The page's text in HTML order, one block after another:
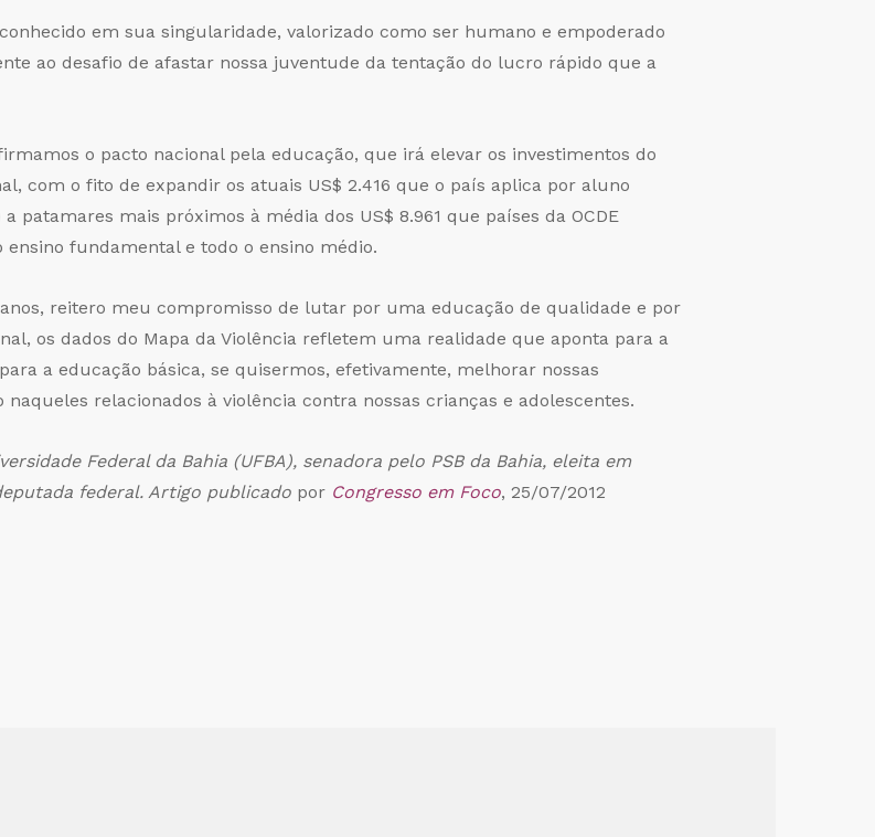
em sua singularidade, valorizado como ser humano e empoderado
ao desafio de afastar nossa juventude da tentação do lucro rápido que a
o pacto nacional pela educação, que irá elevar os investimentos do
com o fito de expandir os atuais US$ 2.416 que o país aplica por aluno
patamares mais próximos à média dos US$ 8.961 que países da OCDE
fundamental e todo o ensino médio.
reitero meu compromisso de lutar por uma educação de qualidade e por
os dados do Mapa da Violência refletem uma realidade que aponta para a
a educação básica, se quisermos, efetivamente, melhorar nossas
relacionados à violência contra nossas crianças e adolescentes.
Federal da Bahia (UFBA), senadora pelo PSB da Bahia, eleita em
federal. Artigo publicado por Congresso em Foco, 25/07/2012